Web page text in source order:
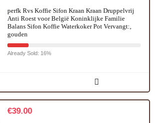
perfk Rvs Koffie Sifon Kraan Kraan Druppelvrij
Anti Roest voor België Koninklijke Familie
Balans Sifon Koffie Waterkoker Pot Vervangt:,
gouden
Already Sold: 16%
€39.00